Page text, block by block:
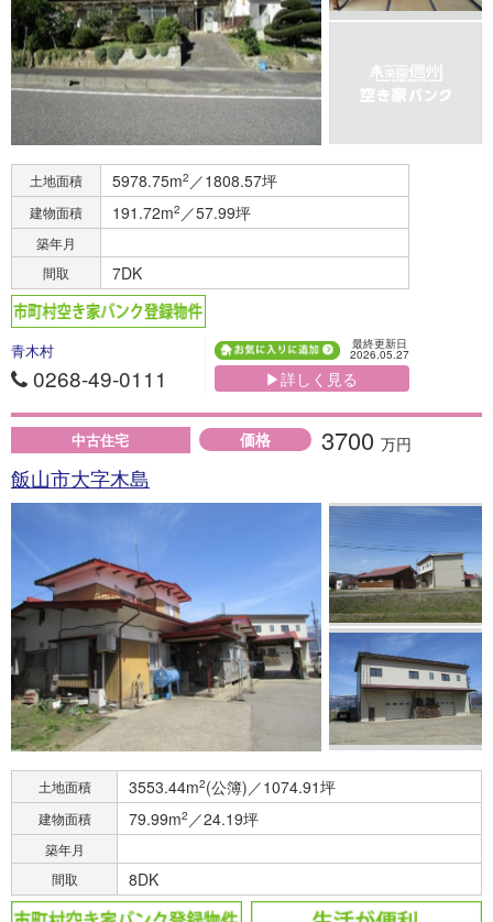
土地面積 5978.75m2 ／1808.57坪
建物面積 191.72m2 ／57.99坪
築年月
間取
7DK
青木村
0268-49-0111
最終更新日
2026.05.27
▶詳しく見る
中古住宅 価格 3700 万円
飯山市大字木島
土地面積 3553.44m2(公簿)／1074.91坪
建物面積 79.99m2 ／24.19坪
築年月
間取
8DK